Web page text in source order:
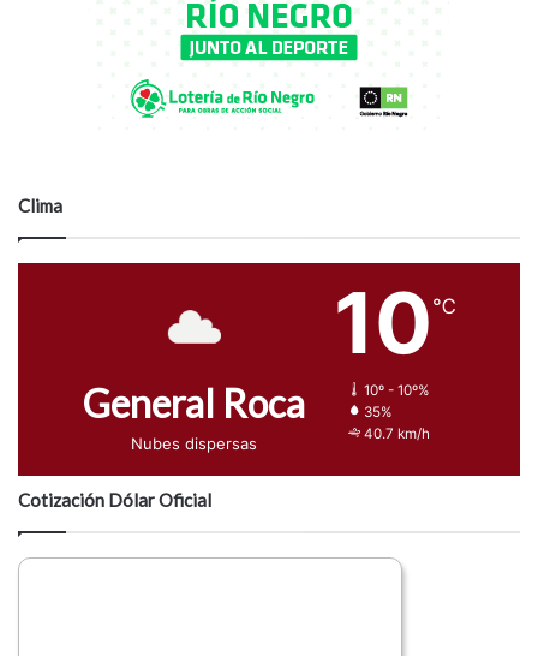
Clima
General Roca
Nubes dispersas
10 ℃
10º - 10º%
35%
40.7 km/h
Cotización Dólar Oficial